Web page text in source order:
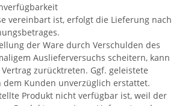
vereinbart ist, erfolgt die Lieferung nach
der Ware durch Verschulden des
Auslieferversuchs scheitern, kann
zurücktreten. Ggf. geleistete
dem Kunden unverzüglich erstattet.
Produkt nicht verfügbar ist, weil der